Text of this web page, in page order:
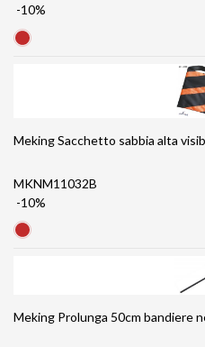
-10%
Meking Sacchetto sabbia alta
MKNM11032B
-10%
Meking Prolunga 50cm bandiere